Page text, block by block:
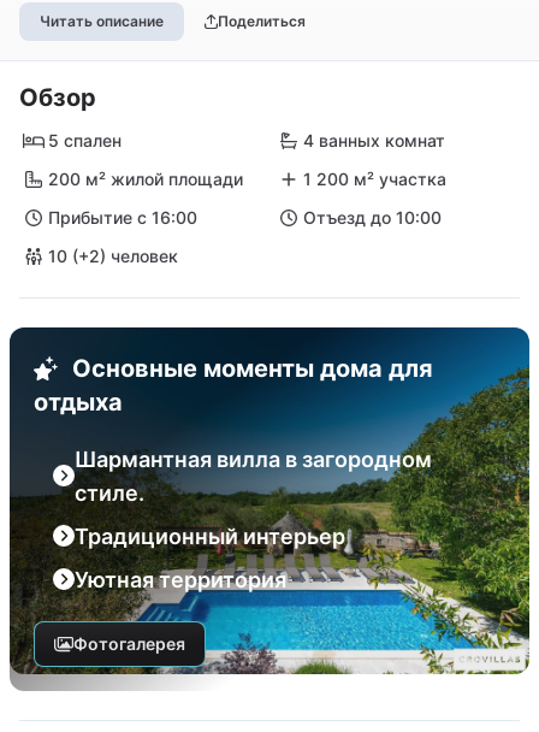
Читать описание Поделиться
Обзор
5 спален
4 ванных комнат
200 м² жилой площади
1 200 м² участка
Прибытие с 16:00
Отъезд до 10:00
10 (+2) человек
Основные моменты дома для
отдыха
Шармантная вилла в загородном
стиле.
Традиционный интерьер
Уютная территория
Фотогалерея